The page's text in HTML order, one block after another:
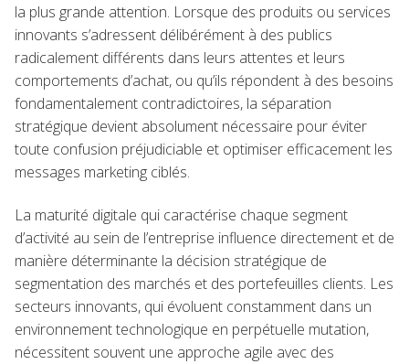
la plus grande attention. Lorsque des produits ou services
innovants s’adressent délibérément à des publics
radicalement différents dans leurs attentes et leurs
comportements d’achat, ou qu’ils répondent à des besoins
fondamentalement contradictoires, la séparation
stratégique devient absolument nécessaire pour éviter
toute confusion préjudiciable et optimiser efficacement les
messages marketing ciblés.
La maturité digitale qui caractérise chaque segment
d’activité au sein de l’entreprise influence directement et de
manière déterminante la décision stratégique de
segmentation des marchés et des portefeuilles clients. Les
secteurs innovants, qui évoluent constamment dans un
environnement technologique en perpétuelle mutation,
nécessitent souvent une approche agile avec des